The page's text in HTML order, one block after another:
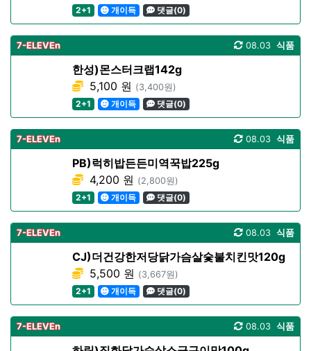
2+1
개이득 댓글(0)
7-ELEVEn 식품
08.03
한성)몬스터크랩142g
5,100 원 (3,400원)
2+1
개이득 댓글(0)
7-ELEVEn 식품
08.03
PB)럭히밥든든미역꾹밥225g
4,200 원 (2,800원)
2+1
개이득 댓글(0)
7-ELEVEn 식품
08.03
CJ)더건강한저당닭가슴살숯불치킨맛120g
5,500 원 (3,667원)
2+1
개이득 댓글(0)
7-ELEVEn 식품
08.03